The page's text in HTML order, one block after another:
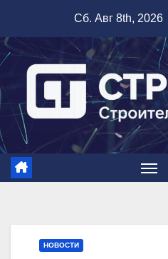
содержимому
Сб. Авг 8th, 2026
НОВОСТИ